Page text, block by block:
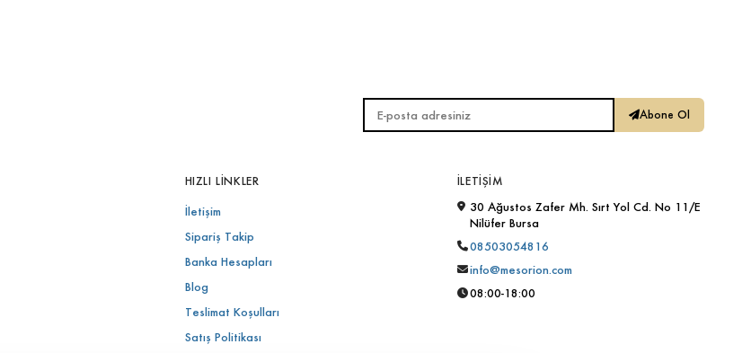
E-posta adresiniz Abone Ol
HIZLI LINKLER
İletişim
Sipariş Takip
Banka Hesapları
Blog
Teslimat Koşulları
Satış Politikası
İLETIŞIM
30 Ağustos Zafer Mh. Sırt Yol Cd. No 11/E
Nilüfer Bursa
08503054816
info@mesorion.com
08:00-18:00